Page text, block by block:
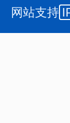
网站支持